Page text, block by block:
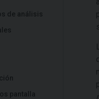
de análisis
pantalla